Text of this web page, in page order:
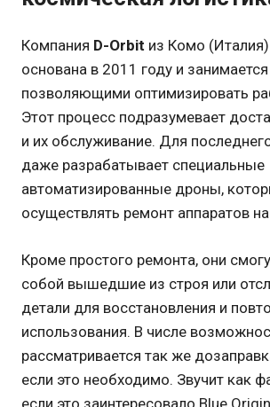
Компания D-Orbit из Комо
основана в 2011 году и
позволяющими оптимизировать
Этот процесс подразумевает
и их обслуживание. Для
даже разрабатывает специальные
автоматизированные дроны,
осуществлять ремонт аппаратов
Кроме простого ремонта, они
собой вышедшие из строя или
детали для восстановления и
использования. В числе
рассматривается так же
если это необходимо. Звучит как
если это заинтересовало Blue